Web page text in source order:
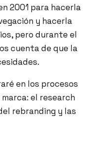
2001 para hacerla
y hacerla
pero durante el
cuenta de que la
en los procesos
el research
rebranding y las